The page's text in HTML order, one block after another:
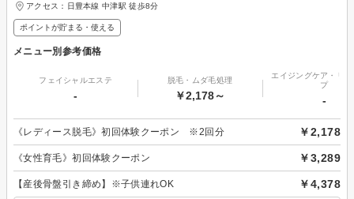
アクセス：日豊本線 中津駅 徒歩8分
ポイントが貯まる・使える
メニュー別参考価格
フェイシャルエステ
-
脱毛・ムダ毛処理
￥2,178～
エイジングケア・リ
プ
-
《レディース脱毛》初回体験クーポン ※2回分 ￥2,178
《女性育毛》初回体験クーポン ￥3,289
【産後骨盤引き締め】※子供連れOK ￥4,378